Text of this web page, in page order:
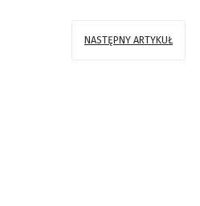
NASTĘPNY ARTYKUŁ